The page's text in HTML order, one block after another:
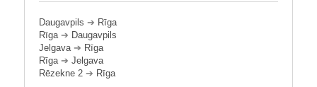
Daugavpils ➔ Rīga
Rīga➔ Daugavpils
Jelgava➔ Rīga
Rīga➔ Jelgava
Rēzekne 2 ➔ Rīga